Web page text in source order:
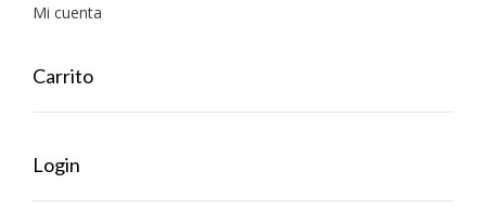
Mi cuenta
Carrito
Login